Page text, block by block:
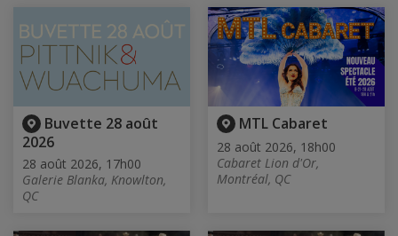
Buvette 28 août
2026
28 août 2026, 17h00
Galerie Blanka, Knowlton,
QC
MTL Cabaret
28 août 2026, 18h00
Cabaret Lion d'Or,
Montréal, QC